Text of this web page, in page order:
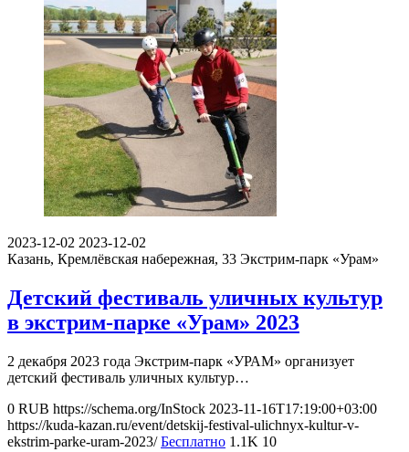
2023-12-02 2023-12-02
Казань, Кремлёвская набережная, 33 Экстрим-парк «Урам»
Детский фестиваль уличных культур
в экстрим-парке «Урам» 2023
2 декабря 2023 года Экстрим-парк «УРАМ» организует
детский фестиваль уличных культур…
0 RUB https://schema.org/InStock 2023-11-16T17:19:00+03:00
https://kuda-kazan.ru/event/detskij-festival-ulichnyx-kultur-v-
ekstrim-parke-uram-2023/ Бесплатно 1.1K 10